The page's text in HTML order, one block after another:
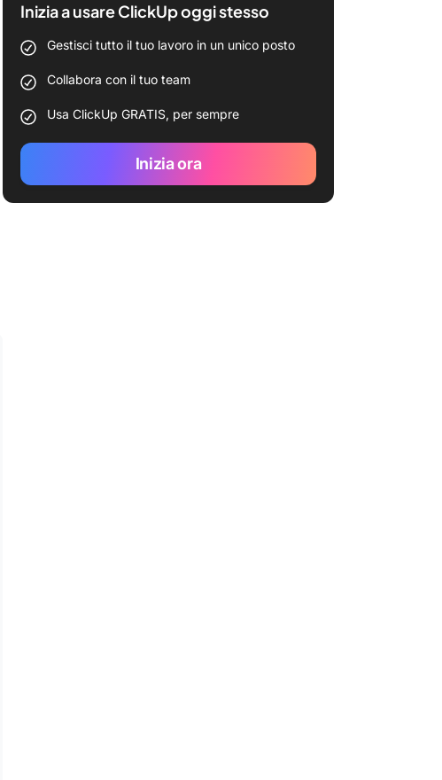
Inizia a usare ClickUp oggi stesso
Gestisci tutto il tuo lavoro in un unico posto
Collabora con il tuo team
Usa ClickUp GRATIS, per sempre
Inizia ora